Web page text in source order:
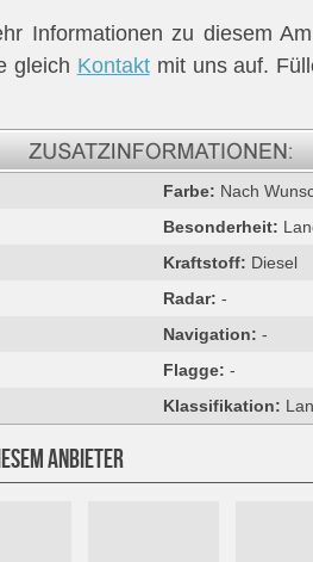
Informationen zu diesem
gleich Kontaktmit uns auf.
Farbe: Nach
Besonderheit:
Kraftstoff: Diesel
Radar: -
Navigation: -
Flagge: -
Klassifikation:
ANBIETER